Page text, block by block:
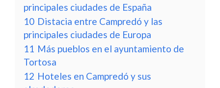
principales ciudades de España
10 Distacia entre Campredó y las
principales ciudades de Europa
11 Más pueblos en el ayuntamiento de
Tortosa
12 Hoteles en Campredó y sus